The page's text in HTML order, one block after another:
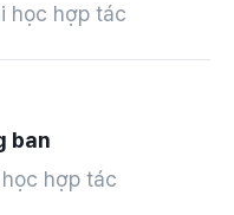
học hợp tác
ban
hợp tác